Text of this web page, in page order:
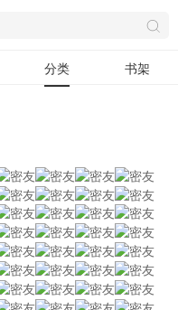
分类 书架